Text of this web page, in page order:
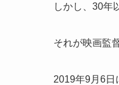
しかし、30年
それが映画監
2019年9月6日